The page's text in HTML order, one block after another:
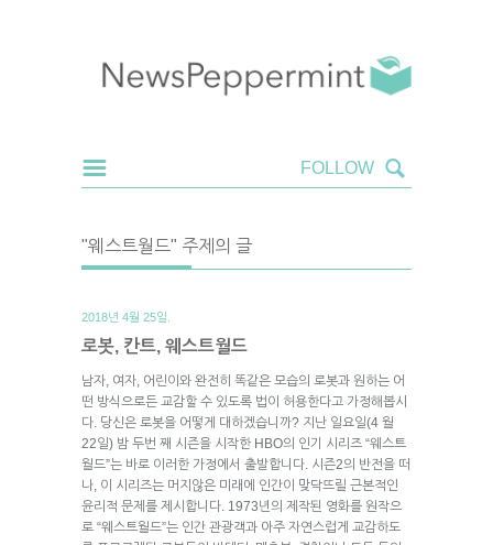
"웨스트월드" 주제의 글
2018년 4월 25일.
로봇, 칸트, 웨스트월드
남자, 여자, 어린이와 완전히 똑같은 모습의 로봇과 원하는 어
떤 방식으로든 교감할 수 있도록 법이 허용한다고 가정해봅시
다. 당신은 로봇을 어떻게 대하겠습니까? 지난 일요일(4 월
22일) 밤 두번 째 시즌을 시작한 HBO의 인기 시리즈 “웨스트
월드”는 바로 이러한 가정에서 출발합니다. 시즌2의 반전을 떠
나, 이 시리즈는 머지않은 미래에 인간이 맞닥뜨릴 근본적인
윤리적 문제를 제시합니다. 1973년의 제작된 영화를 원작으
로 “웨스트월드”는 인간 관광객과 아주 자연스럽게 교감하도